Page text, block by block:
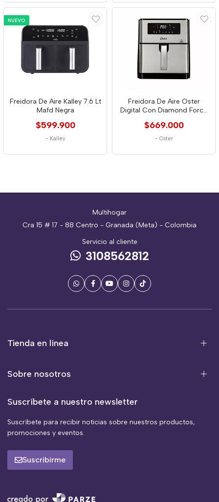
NUEVO
Freidora De Aire Kalley 7.6 Lt
Mafd Negra
$599.900
- Kalley
Freidora De Aire Oster
Digital Con Diamond Force
$669.000
- Oster
Multihogar
Cra 15 # 17 - 88 Centro - Granada (Meta) - Colombia
Servicio al cliente
3108562812
Tienda en línea
Sobre nosotros
Suscríbete a nuestro newsletter
Suscríbete para recibir noticias sobre nuestros productos,
promociones y eventos.
Suscribirme